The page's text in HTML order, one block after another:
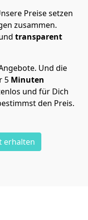
Preise setzen
zusammen.
transparent
Und die
5 Minuten
und für Dich
den Preis.
erhalten